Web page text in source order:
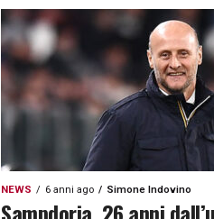
NEWS 6 anni ago Simone Indovino